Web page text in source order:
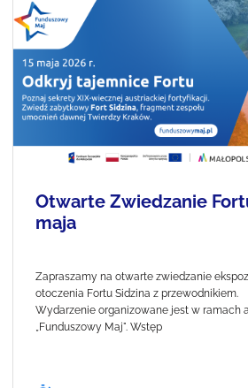
Otwarte Zwiedzanie
maja
Zapraszamy na otwarte zwiedzanie
otoczenia Fortu Sidzina z przewodnikiem.
Wydarzenie organizowane jest w ramach
„Funduszowy Maj". Wstęp